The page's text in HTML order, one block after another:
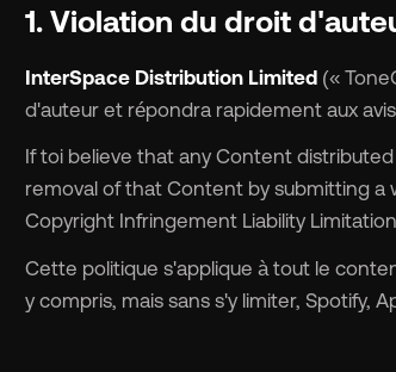
boltAvancé Caractéristiques
smart_toyMCP for AI Agents
Marque blanche chevron_right
album Pour les étiquettes
1. Violation du droit
InterSpace Distribution Limited(«
d'auteur et répondra rapidement aux
If toi believe that any Content
removal of that Content by submitting
Copyright Infringement Liability
Cette politique s'applique à tout le
y compris, mais sans s'y limiter, Spotify,